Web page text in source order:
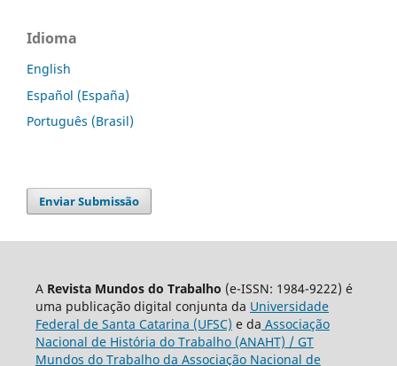
Idioma
English
Español (España)
Português (Brasil)
Enviar Submissão
A Revista Mundos do Trabalho (e-ISSN: 1984-9222) é
uma publicação digital conjunta da Universidade
Federal de Santa Catarina (UFSC) e da Associação
Nacional de História do Trabalho (ANAHT) / GT
Mundos do Trabalho da Associação Nacional de